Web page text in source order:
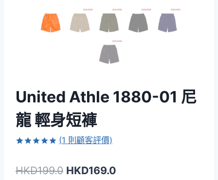
United Athle 1880-01 尼
龍 輕身短褲
位顧客進行
(1 則顧客評價)
HKD199.0 原
HKD169.0